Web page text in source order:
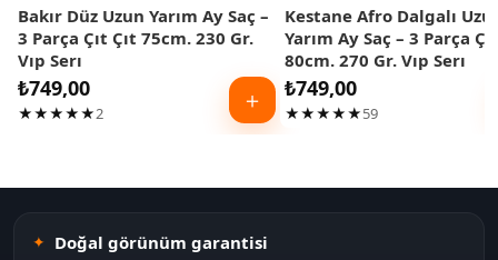
Bakır Düz Uzun Yarım Ay Saç –
3 Parça Çıt Çıt 75cm. 230 Gr.
Vıp Serı
₺749,00
★★★★★2 ＋
Kestane Afro Dalgalı
Yarım Ay Saç – 3 Parça
80cm. 270 Gr. Vıp Serı
₺749,00
★★★★★59
Doğal görünüm garantisi